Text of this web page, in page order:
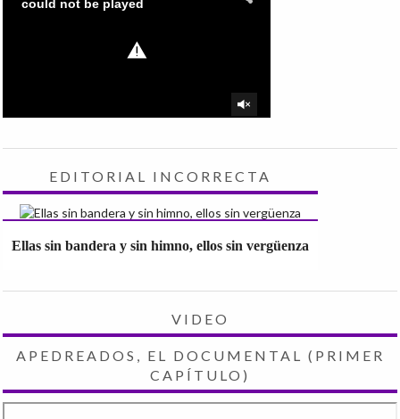
EDITORIAL INCORRECTA
Ellas sin bandera y sin himno, ellos sin vergüenza
VIDEO
APEDREADOS, EL DOCUMENTAL (PRIMER
CAPÍTULO)